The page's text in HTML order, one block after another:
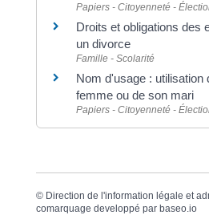
Papiers - Citoyenneté -
Droits et obligations des
un divorce
Famille - Scolarité
Nom d'usage : utilisation
femme ou de son mari
Papiers - Citoyenneté -
© Direction de l'information légale et
comarquage developpé par baseo.io